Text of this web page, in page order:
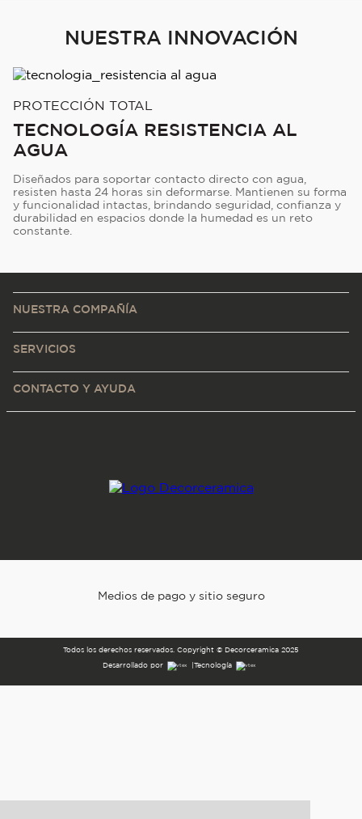
NUESTRA INNOVACIÓN
PROTECCIÓN TOTAL
TECNOLOGÍA RESISTENCIA AL
AGUA
Diseñados para soportar contacto directo con agua,
resisten hasta 24 horas sin deformarse. Mantienen su forma
y funcionalidad intactas, brindando seguridad, confianza y
durabilidad en espacios donde la humedad es un reto
constante.
NUESTRA COMPAÑÍA
SERVICIOS
CONTACTO Y AYUDA
Medios de pago y sitio seguro
Todos los derechos reservados. Copyright © Decorceramica 2025
Desarrollado por
|Tecnología